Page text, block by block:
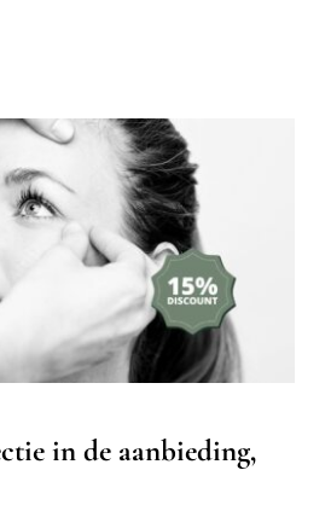
in de aanbieding, mag
dat?
in de aanbieding,